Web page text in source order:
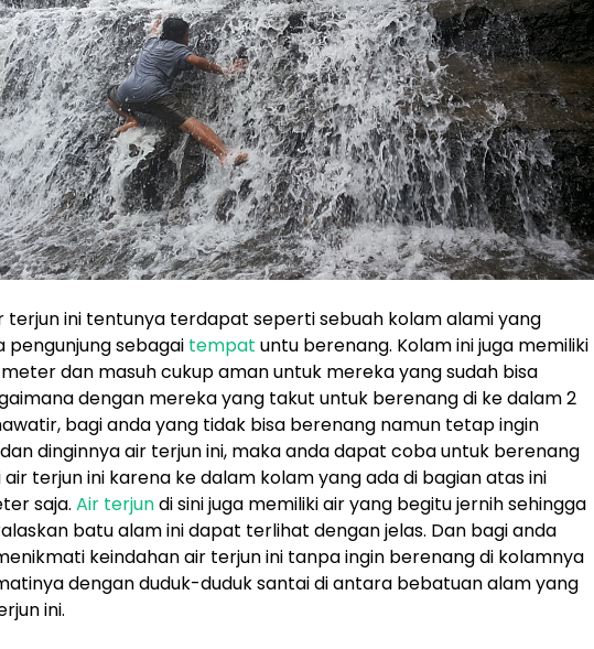
terjun ini tentunya terdapat seperti sebuah kolam alami yang
pengunjung sebagai tempat untu berenang. Kolam ini juga memiliki
dan masuh cukup aman untuk mereka yang sudah bisa
dengan mereka yang takut untuk berenang di ke dalam 2
bagi anda yang tidak bisa berenang namun tetap ingin
dinginnya air terjun ini, maka anda dapat coba untuk berenang
terjun ini karena ke dalam kolam yang ada di bagian atas ini
saja. Air terjundi sini juga memiliki air yang begitu jernih sehingga
batu alam ini dapat terlihat dengan jelas. Dan bagi anda
keindahan air terjun ini tanpa ingin berenang di kolamnya
dengan duduk-duduk santai di antara bebatuan alam yang
ini.